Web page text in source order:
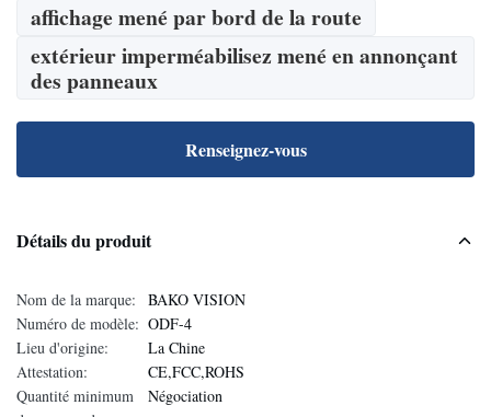
affichage mené par bord de la route
extérieur imperméabilisez mené en annonçant
des panneaux
Renseignez-vous
Détails du produit
Nom de la marque:
BAKO VISION
Numéro de modèle: ODF-4
Lieu d'origine:
La Chine
Attestation:
CE,FCC,ROHS
Quantité minimum
Négociation